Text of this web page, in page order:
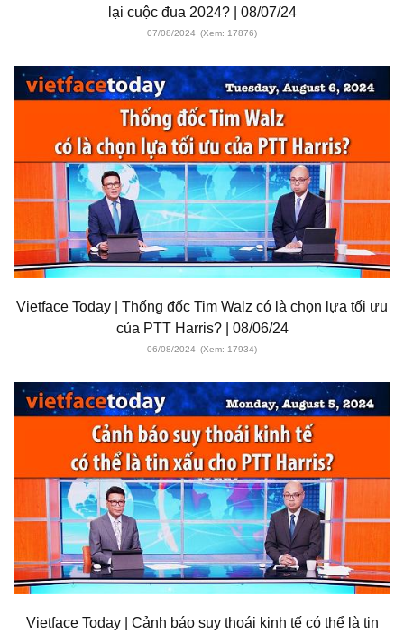
lại cuộc đua 2024? | 08/07/24
07/08/2024 (Xem: 17876)
Vietface Today | Thống đốc Tim Walz có là chọn lựa tối ưu
của PTT Harris? | 08/06/24
06/08/2024 (Xem: 17934)
Vietface Today | Cảnh báo suy thoái kinh tế có thể là tin